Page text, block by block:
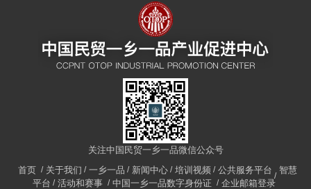
关注中国民贸一乡一品微信公众号
首页
关于我们 一乡一品 新闻中心 培训视频 公共服务平台
智慧
平台
活动和赛事 中国一乡一品数字身份证 企业邮箱登录